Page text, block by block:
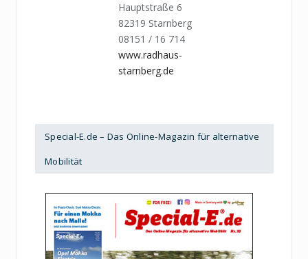
Hauptstraße 6
82319 Starnberg
08151 / 16 714
www.radhaus-
starnberg.de
Special-E.de – Das Online-Magazin für alternative
Mobilität